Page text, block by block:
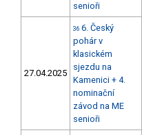
senioři
27.04.2025
36 6. Český
pohár v
klasickém
sjezdu na
Kamenici + 4.
nominační
závod na ME
senioři